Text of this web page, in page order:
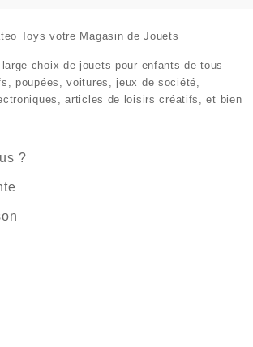
Toys votre Magasin de Jouets
choix de jouets pour enfants de tous
poupées, voitures, jeux de société,
articles de loisirs créatifs, et bien
?